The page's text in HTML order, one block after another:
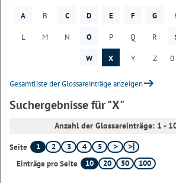
A B C D E F G
L M N O P Q R
W X Y Z 0
Gesamtliste der Glossareinträge anzeigen
Suchergebnisse für "X"
Anzahl der Glossareinträge: 1 -
Seite 1 2 3 4
5
Einträge pro Seite
10 20 50 100